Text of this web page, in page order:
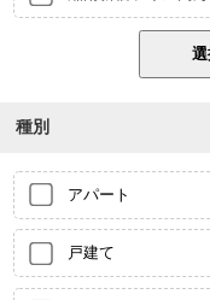
種別
アパート
戸建て